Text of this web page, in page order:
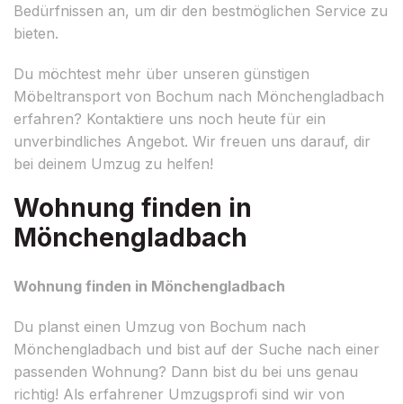
Bedürfnissen an, um dir den bestmöglichen Service zu
bieten.
Du möchtest mehr über unseren günstigen
Möbeltransport von Bochum nach Mönchengladbach
erfahren? Kontaktiere uns noch heute für ein
unverbindliches Angebot. Wir freuen uns darauf, dir
bei deinem Umzug zu helfen!
Wohnung finden in
Mönchengladbach
Wohnung finden in Mönchengladbach
Du planst einen Umzug von Bochum nach
Mönchengladbach und bist auf der Suche nach einer
passenden Wohnung? Dann bist du bei uns genau
richtig! Als erfahrener Umzugsprofi sind wir von